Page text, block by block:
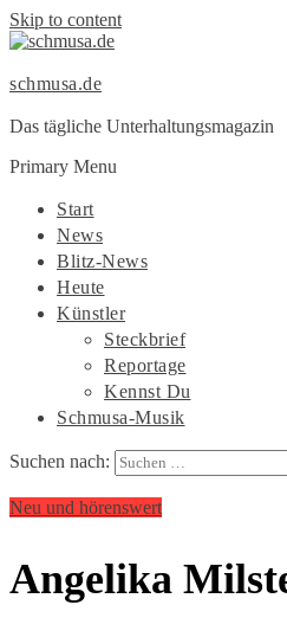
Skip to content
schmusa.de
Das tägliche Unterhaltungsmagazin
Primary Menu
Start
News
Blitz-News
Heute
Künstler
Steckbrief
Reportage
Kennst Du
Schmusa-Musik
Suchen nach:
Neu und hörenswert
Angelika